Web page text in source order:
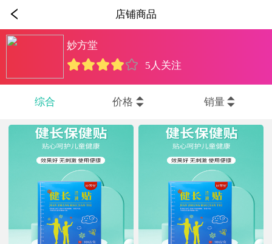
店铺商品
妙方堂
5人关注
综合 价格 销量